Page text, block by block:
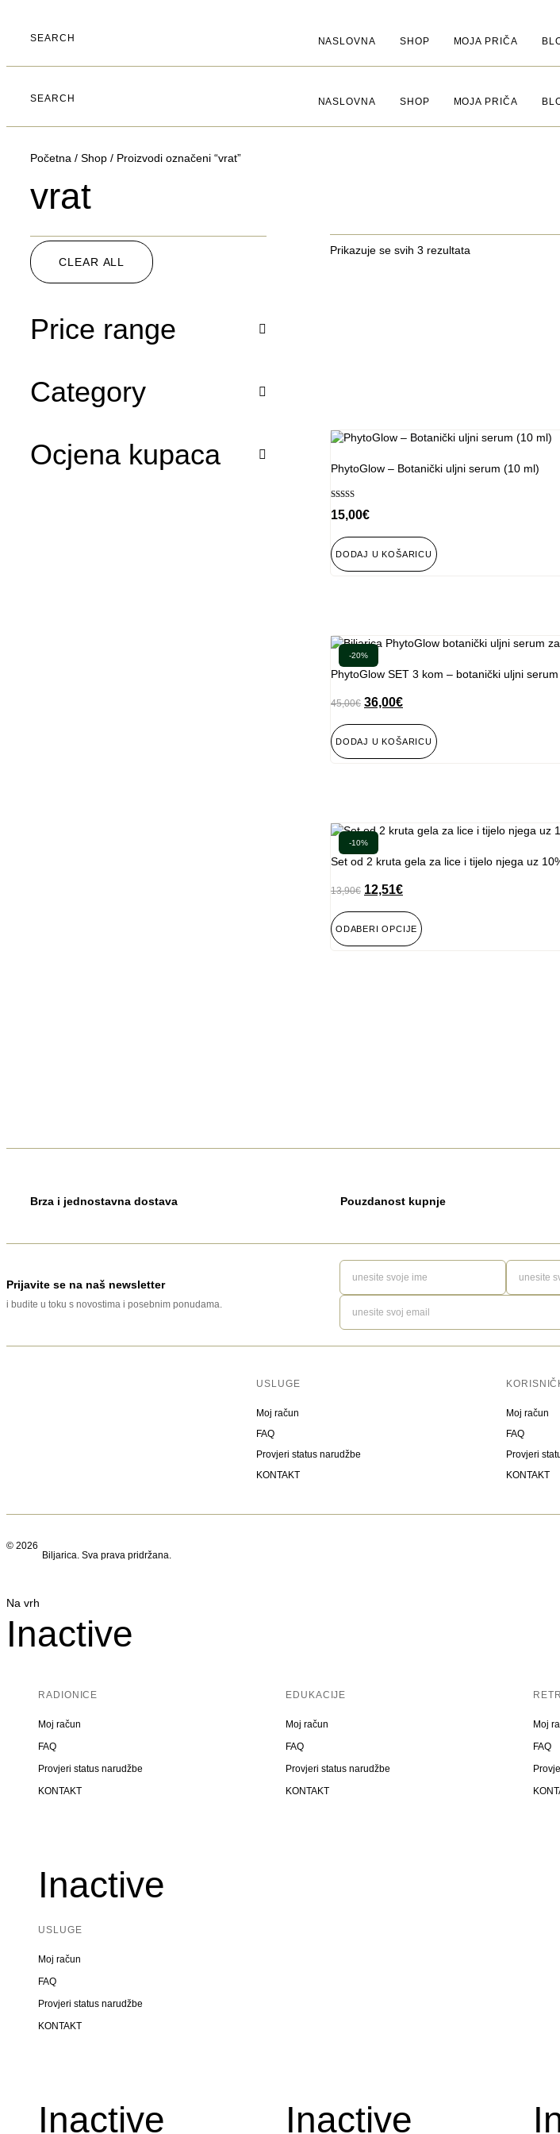
SEARCH NASLOVNA SHOP MOJA PRIČA
SEARCH NASLOVNA SHOP MOJA PRIČA
Početna / Shop / Proizvodi označeni “vrat”
vrat
CLEAR ALL
Price range
Category
Ocjena kupaca
Prikazuje se svih 3 rezultata
PhytoGlow – Botanički uljni serum (10 ml)
5.00
od 5
15,00€
DODAJ U KOŠARICU
-20%
PhytoGlow SET 3 kom – botanički uljni
45,00€ 36,00€
DODAJ U KOŠARICU
-10%
Set od 2 kruta gela za lice i tijelo njega uz
13,90€ 12,51€
ODABERI OPCIJE
Brza i jednostavna dostava Pouzdanost kupnje
Prijavite se na naš newsletter
i budite u toku s novostima i posebnim ponudama.
USLUGE
Moj račun
FAQ
Provjeri status narudžbe
KONTAKT
Moj račun
FAQ
Provjeri
KONTAKT
© 2026
Biljarica. Sva prava pridržana.
Na vrh
Inactive
RADIONICE
Moj račun
FAQ
Provjeri status narudžbe
KONTAKT
EDUKACIJE
Moj račun
FAQ
Provjeri status narudžbe
KONTAKT
Moj
FAQ
Inactive
USLUGE
Moj račun
FAQ
Provjeri status narudžbe
KONTAKT
Inactive Inactive